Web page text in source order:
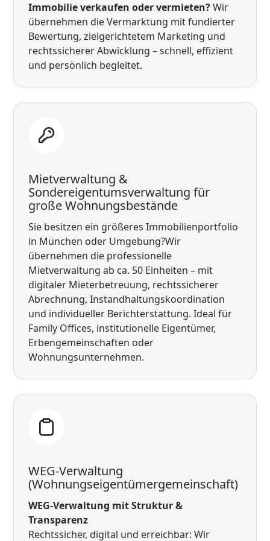
Immobilie verkaufen oder vermieten?Wir
übernehmen die Vermarktung mit fundierter
Bewertung, zielgerichtetem Marketing und
rechtssicherer Abwicklung – schnell, effizient
und persönlich begleitet.
Mietverwaltung &
Sondereigentumsverwaltung für
große Wohnungsbestände
Sie besitzen ein größeres Immobilienportfolio
in München oder Umgebung?Wir
übernehmen die professionelle
Mietverwaltung ab ca. 50 Einheiten – mit
digitaler Mieterbetreuung, rechtssicherer
Abrechnung, Instandhaltungskoordination
und individueller Berichterstattung. Ideal für
Family Offices, institutionelle Eigentümer,
Erbengemeinschaften oder
Wohnungsunternehmen.
WEG-Verwaltung
(Wohnungseigentümergemeinschaft)
WEG-Verwaltung mit Struktur &
Transparenz
Rechtssicher, digital und erreichbar: Wir